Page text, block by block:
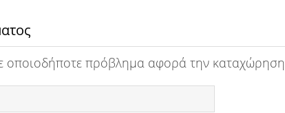
οποιοδήποτε πρόβλημα αφορά την καταχώρηση